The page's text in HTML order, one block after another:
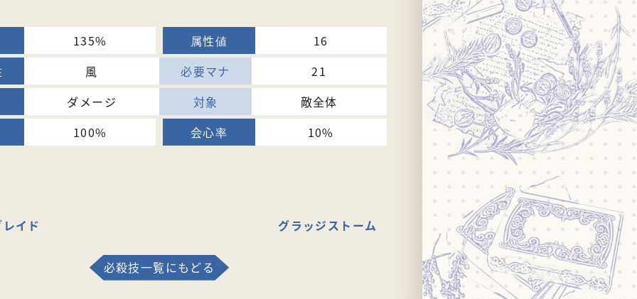
135%
16
風
21
ダメージ
敵全体
100%
10%
イド グラッジストーム
必殺技一覧にもどる